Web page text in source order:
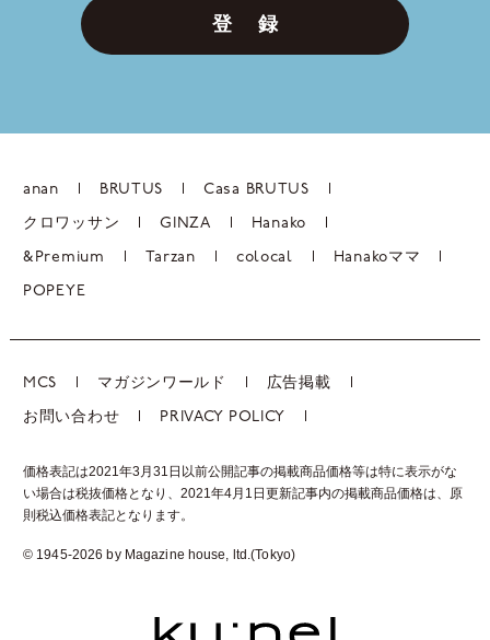
登 録
anan BRUTUS Casa BRUTUS
クロワッサン GINZA Hanako
&Premium Tarzan colocal Hanakoママ
POPEYE
MCS マガジンワールド 広告掲載
お問い合わせ PRIVACY POLICY
価格表記は2021年3月31日以前公開記事の掲載商品価格等は特に表示がな
い場合は税抜価格となり、2021年4月1日更新記事内の掲載商品価格は、 原
則税込価格表記となります。
© 1945-2026 by Magazine house, ltd.(Tokyo)